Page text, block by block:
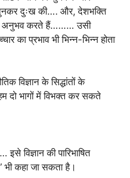
दुःख की…. और, देशभक्ति
अनुभव करते हैं……… उसी
का प्रभाव भी भिन्न-भिन्न होता
विज्ञान के सिद्धांतों के
दो भागों में विभक्त कर सकते
… इसे विज्ञान की पारिभाषित
भी कहा जा सकता है।